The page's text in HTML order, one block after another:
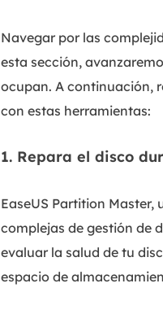
Navegar por las
esta sección,
ocupan. A continuación,
con estas herramientas:
1. Repara el disco
EaseUS Partition
complejas de gestión de
evaluar la salud de tu
espacio de